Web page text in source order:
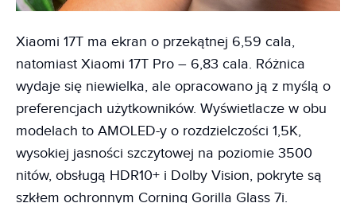
Xiaomi 17T ma ekran o przekątnej 6,59 cala,
natomiast Xiaomi 17T Pro – 6,83 cala. Różnica
wydaje się niewielka, ale opracowano ją z myślą o
preferencjach użytkowników. Wyświetlacze w obu
modelach to AMOLED-y o rozdzielczości 1,5K,
wysokiej jasności szczytowej na poziomie 3500
nitów, obsługą HDR10+ i Dolby Vision, pokryte są
szkłem ochronnym Corning Gorilla Glass 7i.